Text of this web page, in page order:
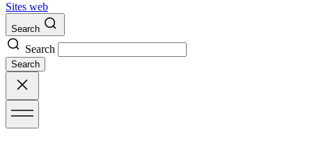
Sites web
Search
Search
Search